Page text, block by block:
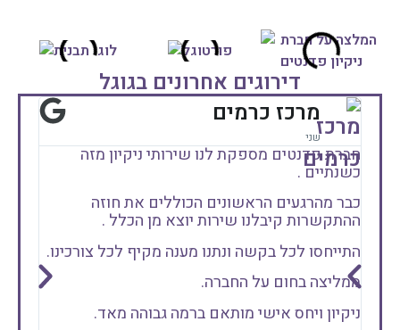
דירוגים אחרונים בגוגל
מרכז כרמים
שני
חברת פדנטים מספקת לנו שירותי ניקיון מזה
כשנתיים .
כבר מהרגעים הראשונים הכוללים את חוזה
ההתקשרות קיבלנו שירות יוצא מן הכלל .
התייחסו לכל בקשה ונתנו מענה מקיף לכל צורכינו.
ממליצה בחום על החברה.
ניקיון ויחס אישי מותאם ברמה גבוהה מאד.